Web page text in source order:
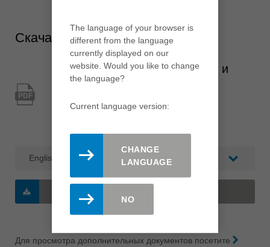
Скачать
PDF
Окна и двери из алюминия и
пластика
Тип: Лексикон / Каталог
СКАЧАТЬ
Для просмотра дополнительных документов посетите
The language of your browser is
different from the language
currently displayed on our
website. Would you like to change
the language?
Current language version:
CHANGE
LANGUAGE
NO